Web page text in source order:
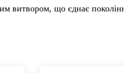
витвором, що єднає